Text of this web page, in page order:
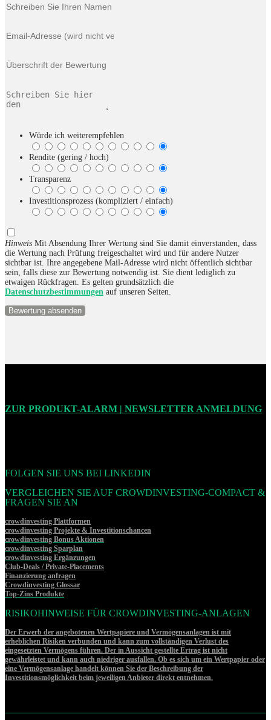
Würde ich weiterempfehlen
Rendite (gering / hoch)
Transparenz
Investitionsprozess (kompliziert / einfach)
Hinweis Mit Absendung Ihrer Wertung sind Sie damit einverstanden, dass
die Wertung nach Prüfung freigeschaltet wird und für andere Nutzer
sichtbar ist. Ihre angegebene Mail-Adresse wird nicht öffentlich sichtbar
sein, falls diese zur Bewertung notwendig ist. Sie dient lediglich zu
etwaigen Rückfragen. Es gelten grundsätzlich die
Datenschutzbestimmungen auf unseren Seiten.
ZUR PRODUKT-ALARM | NEWSLETTER ANMELDUNG
FOLGEN SIE UNS BEI LINKEDIN
VERGLEICHEN SIE AUF CROWDINVESTING-COMPACT &
FRAGEN SIE AN
crowdinvesting Plattformen
crowdinvesting Projekte & Investitionschancen
crowdinvesting Bonus Aktionen
crowdinvesting Sparplan
crowdinvesting Ergänzungen
Club-Deals / Private-Placements
Finanzierung anfragen
Crowdinvesting Glossar
Top-Zins Produkte
RISIKOHINWEISE FÜR CROWDINVESTING-ANLAGEN
Der Erwerb der angebotenen Wertpapiere und Vermögensanlagen ist mit
erheblichen Risiken verbunden und kann zum vollständigen Verlust des
eingesetzten Vermögens führen. Der in Aussicht gestellte Ertrag ist nicht
gewährleistet und kann auch niedriger ausfallen. Ob es sich um ein Wertpapier oder
eine Vermögensanlage handelt können Sie der Beschreibung der
Investitionsmöglichkeit beim jeweiligen Anbieter direkt entnehmen.